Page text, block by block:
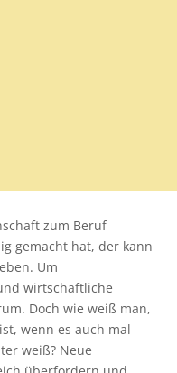
zum Beruf
gemacht hat, der kann
Um
wirtschaftliche
Doch wie weiß man,
wenn es auch mal
weiß? Neue